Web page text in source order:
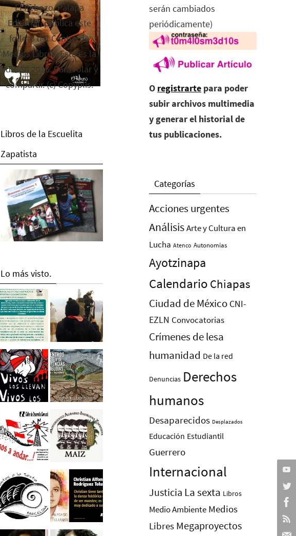
El Rebozo, Palapa
Editorial, publica este
folleto del Centro de
Medios Libres. Esta es la
edición 2016. Para rolar y
compartir. (c) Copyplis.
Libros de la Escuelita
Zapatista
Lo más visto.
serán cambiados
periódicamente)
O registrarte para poder
subir archivos multimedia
y generar el historial de
tus publicaciones.
Categorías
Acciones urgentes
AnálisisArte y Cultura en
Lucha Atenco Autonomías
Ayotzinapa
Calendario Chiapas
Ciudad de México CNI-
EZLN Convocatorias
Crímenes de lesa
humanidad De la red
Denuncias Derechos
humanos
Desaparecidos Desplazados
Educación Estudiantil
Guerrero
Internacional
Justicia La sexta Libros
Medio Ambiente Medios
Libres Megaproyectos